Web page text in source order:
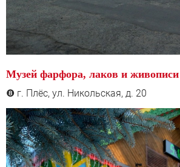
Музей фарфора, лаков и живописи
❽ г. Плёс, ул. Никольская, д. 20